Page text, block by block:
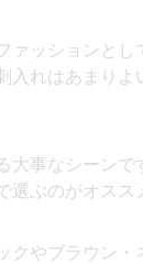
ッションと
れはあまりよ
大事なシーン
ぶのがオスス
やブラウン